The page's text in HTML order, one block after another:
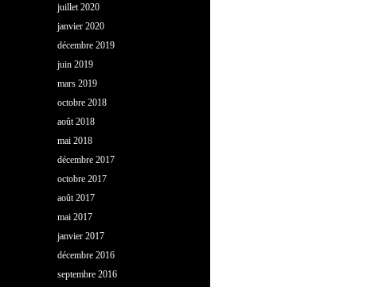
juillet 2020
janvier 2020
décembre 2019
juin 2019
mars 2019
octobre 2018
août 2018
mai 2018
décembre 2017
octobre 2017
août 2017
mai 2017
janvier 2017
décembre 2016
septembre 2016